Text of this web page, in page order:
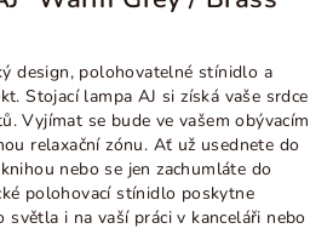
design, polohovatelné stínidlo a
Stojací lampa AJ si získá vaše srdce
Vyjímat se bude ve vašem obývacím
relaxační zónu. Ať už usednete do
nebo se jen zachumláte do
polohovací stínidlo poskytne
světla i na vaší práci v kanceláři nebo